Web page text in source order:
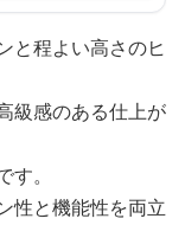
と程よい高さのヒ
級感のある仕上が
。
性と機能性を両立